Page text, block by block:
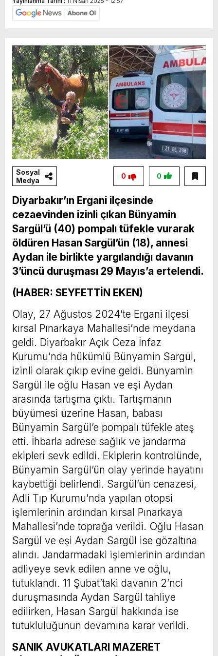
Kursiyere Spor Malzemesi Dağıtımı
Sosyal
Medya
0
0
Diyarbakır’ın Ergani ilçesinde
cezaevinden izinli çıkan Bünyamin
Sargül’ü (40) pompalı tüfekle vurarak
öldüren Hasan Sargül’ün (18), annesi
Aydan ile birlikte yargılandığı davanın
3’üncü duruşması 29 Mayıs’a ertelendi.
(HABER: SEYFETTİN EKEN)
Olay, 27 Ağustos 2024’te Ergani ilçesi
kırsal Pınarkaya Mahallesi’nde meydana
geldi. Diyarbakır Açık Ceza İnfaz
Kurumu’nda hükümlü Bünyamin Sargül,
izinli olarak çıkıp evine geldi. Bünyamin
Sargül ile oğlu Hasan ve eşi Aydan
arasında tartışma çıktı. Tartışmanın
büyümesi üzerine Hasan, babası
Bünyamin Sargül’e pompalı tüfekle ateş
etti. İhbarla adrese sağlık ve jandarma
ekipleri sevk edildi. Ekiplerin kontrolünde,
Bünyamin Sargül’ün olay yerinde hayatını
kaybettiği belirlendi. Sargül’ün cenazesi,
Adli Tıp Kurumu’nda yapılan otopsi
işlemlerinin ardından kırsal Pınarkaya
Mahallesi’nde toprağa verildi. Oğlu Hasan
Sargül ve eşi Aydan Sargül ise gözaltına
alındı. Jandarmadaki işlemlerinin ardından
adliyeye sevk edilen anne ve oğlu,
tutuklandı. 11 Şubat’taki davanın 2’nci
duruşmasında Aydan Sargül tahliye
edilirken, Hasan Sargül hakkında ise
tutukluluğunun devamına karar verildi.
SANIK AVUKATLARI MAZERET